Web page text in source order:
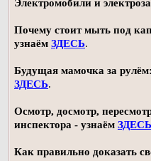
Электромобили и
Почему стоит мыть под
узнаём ЗДЕСЬ.
Будущая мамочка за
ЗДЕСЬ.
Осмотр, досмотр,
инспектора - узнаём ЗДЕСЬ
Как правильно доказать